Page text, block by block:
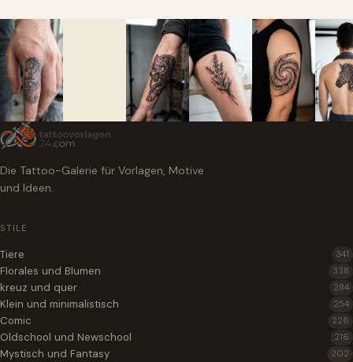
Die Tattoo-Galerie für Vorlagen, Motive
und Ideen.
STILE
Tiere 341
Florales und Blumen 338
kreuz und quer 284
Klein und minimalistisch 254
Comic 226
Oldschool und Newschool 216
Mystisch und Fantasy 202